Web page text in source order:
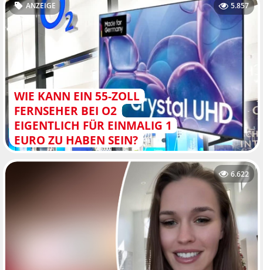
WIE KANN EIN 55-ZOLL
FERNSEHER BEI O2
EIGENTLICH FÜR EINMALIG 1
EURO ZU HABEN SEIN?
ANZEIGE 5.857
6.622